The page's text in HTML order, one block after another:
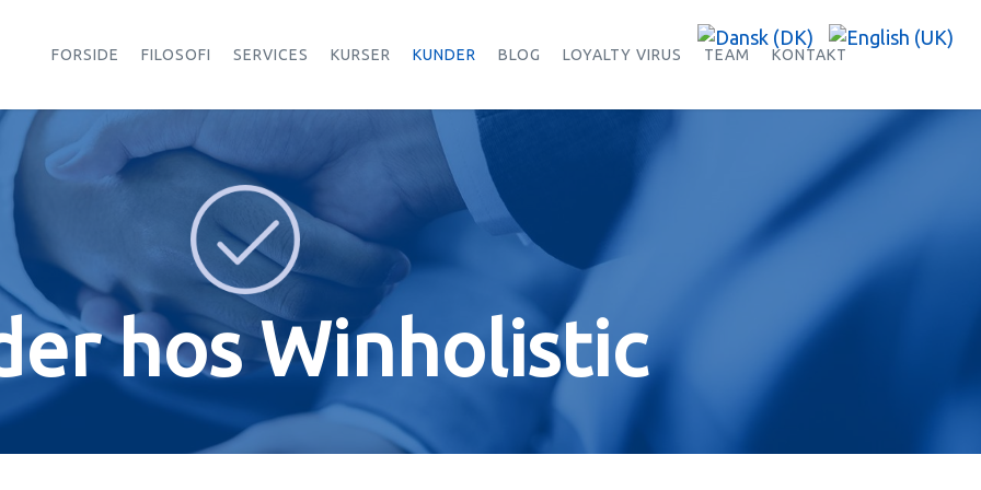
FORSIDE FILOSOFI SERVICES KURSER KUNDER BLOG LOYALTY VIRUS TEAM KONTAKT
hos Winholistic